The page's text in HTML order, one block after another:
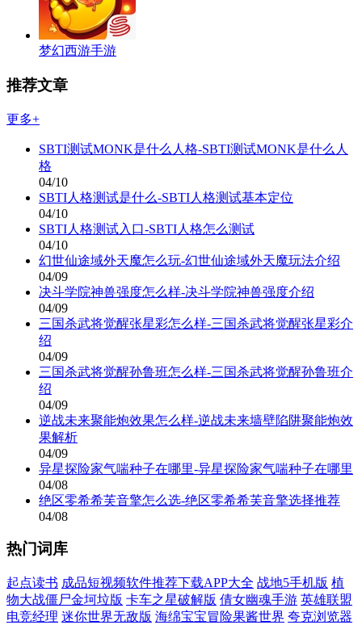
梦幻西游手游
推荐文章
更多+
SBTI测试MONK是什么人格-SBTI测试MONK是什么人
格
04/10
SBTI人格测试是什么-SBTI人格测试基本定位
04/10
SBTI人格测试入口-SBTI人格怎么测试
04/10
幻世仙途域外天魔怎么玩-幻世仙途域外天魔玩法介绍
04/09
决斗学院神兽强度怎么样-决斗学院神兽强度介绍
04/09
三国杀武将觉醒张星彩怎么样-三国杀武将觉醒张星彩介
绍
04/09
三国杀武将觉醒孙鲁班怎么样-三国杀武将觉醒孙鲁班介
绍
04/09
逆战未来聚能炮效果怎么样-逆战未来墙壁陷阱聚能炮效
果解析
04/09
异星探险家气喘种子在哪里-异星探险家气喘种子在哪里
04/08
绝区零希希芙音擎怎么选-绝区零希希芙音擎选择推荐
04/08
热门词库
起点读书 成品短视频软件推荐下载APP大全 战地5手机版 植
物大战僵尸金坷垃版 卡车之星破解版 倩女幽魂手游 英雄联盟
电竞经理 迷你世界无敌版 海绵宝宝冒险果酱世界 夸克浏览器